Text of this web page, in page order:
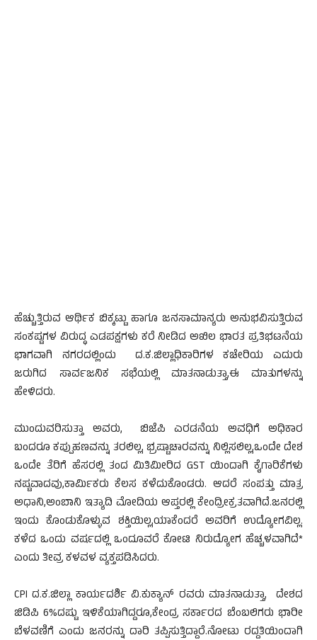
ಹೆಚ್ಚುತ್ತಿರುವ ಆರ್ಥಿಕ ಬಿಕ್ಕಟ್ಟು ಹಾಗೂ ಜನಸಾಮಾನ್ಯರು ಅನುಭವಿಸುತ್ತಿರುವ
ಸಂಕಷ್ಟಗಳ ವಿರುದ್ಧ ಎಡಪಕ್ಷಗಳು ಕರೆ ನೀಡಿದ ಅಖಿಲ ಭಾರತ ಪ್ರತಿಭಟನೆಯ
ಭಾಗವಾಗಿ ನಗರದಲ್ಲಿಂದು ದ.ಕ.ಜಿಲ್ಲಾಧಿಕಾರಿಗಳ ಕಚೇರಿಯ ಎದುರು
ಜರುಗಿದ ಸಾರ್ವಜನಿಕ ಸಭೆಯಲ್ಲಿ ಮಾತನಾಡುತ್ತಾ,ಈ ಮಾತುಗಳನ್ನು
ಹೇಳಿದರು.
ಮುಂದುವರಿಸುತ್ತಾ ಅವರು, ಬಿಜೆಪಿ ಎರಡನೆಯ ಅವಧಿಗೆ ಅಧಿಕಾರ
ಬಂದರೂ ಕಪ್ಪುಹಣವನ್ನು ತರಲಿಲ್ಲ, ಭ್ರಷ್ಟಾಚಾರವನ್ನು ನಿಲ್ಲಿಸಲಿಲ್ಲ,ಒಂದೇ ದೇಶ
ಒಂದೇ ತೆರಿಗೆ ಹೆಸರಲ್ಲಿ ತಂದ ಮಿತಿಮೀರಿದ GST ಯಿಂದಾಗಿ ಕೈಗಾರಿಕೆಗಳು
ನಷ್ಟವಾದವು,ಕಾರ್ಮಿಕರು ಕೆಲಸ ಕಳೆದುಕೊಂಡರು. ಆದರೆ ಸಂಪತ್ತು ಮಾತ್ರ
ಅಧಾನಿ,ಅಂಬಾನಿ ಇತ್ಯಾದಿ ಮೋದಿಯ ಆಪ್ತರಲ್ಲಿ ಕೇಂದ್ರೀಕ್ರತವಾಗಿದೆ.ಜನರಲ್ಲಿ
ಇಂದು ಕೊಂಡುಕೊಳ್ಳುವ ಶಕ್ತಿಯಿಲ್ಲ,ಯಾಕೆಂದರೆ ಅವರಿಗೆ ಉದ್ಯೋಗವಿಲ್ಲ.
ಕಳೆದ ಒಂದು ವರ್ಷದಲ್ಲಿ ಒಂದೂವರೆ ಕೋಟಿ ನಿರುದ್ಯೋಗ ಹೆಚ್ಚಳವಾಗಿದೆ*
ಎಂದು ತೀವ್ರ ಕಳವಳ ವ್ಯಕ್ತಪಡಿಸಿದರು.
CPI ದ.ಕ‌.ಜಿಲ್ಲಾ ಕಾರ್ಯದರ್ಶಿ ವಿ.ಕುಕ್ಯಾನ್ ರವರು ಮಾತನಾಡುತ್ತಾ, ದೇಶದ
ಜಿಡಿಪಿ 6%ದಷ್ಟು ಇಳಿಕೆಯಾಗಿದ್ದರೂ,ಕೇಂದ್ರ ಸರ್ಕಾರದ ಬೆಂಬಲಿಗರು ಭಾರೀ
ಬೆಳವಣಿಗೆ ಎಂದು ಜನರನ್ನು ದಾರಿ ತಪ್ಪಿಸುತ್ತಿದ್ದಾರೆ.ನೋಟು ರದ್ದತಿಯಿಂದಾಗಿ